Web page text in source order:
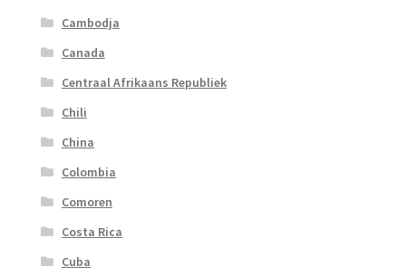
Cambodja
Canada
Centraal Afrikaans Republiek
Chili
China
Colombia
Comoren
Costa Rica
Cuba